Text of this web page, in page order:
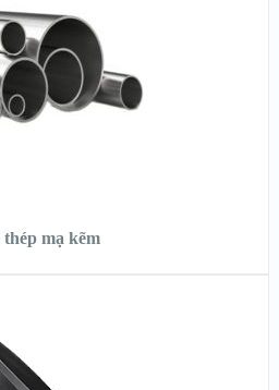
CHI TIẾT
thép mạ kẽm
NHANH